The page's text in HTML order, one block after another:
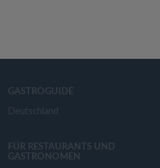
GASTROGUIDE
Deutschland
FÜR RESTAURANTS UND
GASTRONOMEN